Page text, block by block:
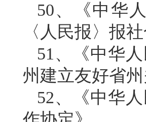
50、《中华
〈人民报〉报
51、《中华
州建立友好省
52、《中华